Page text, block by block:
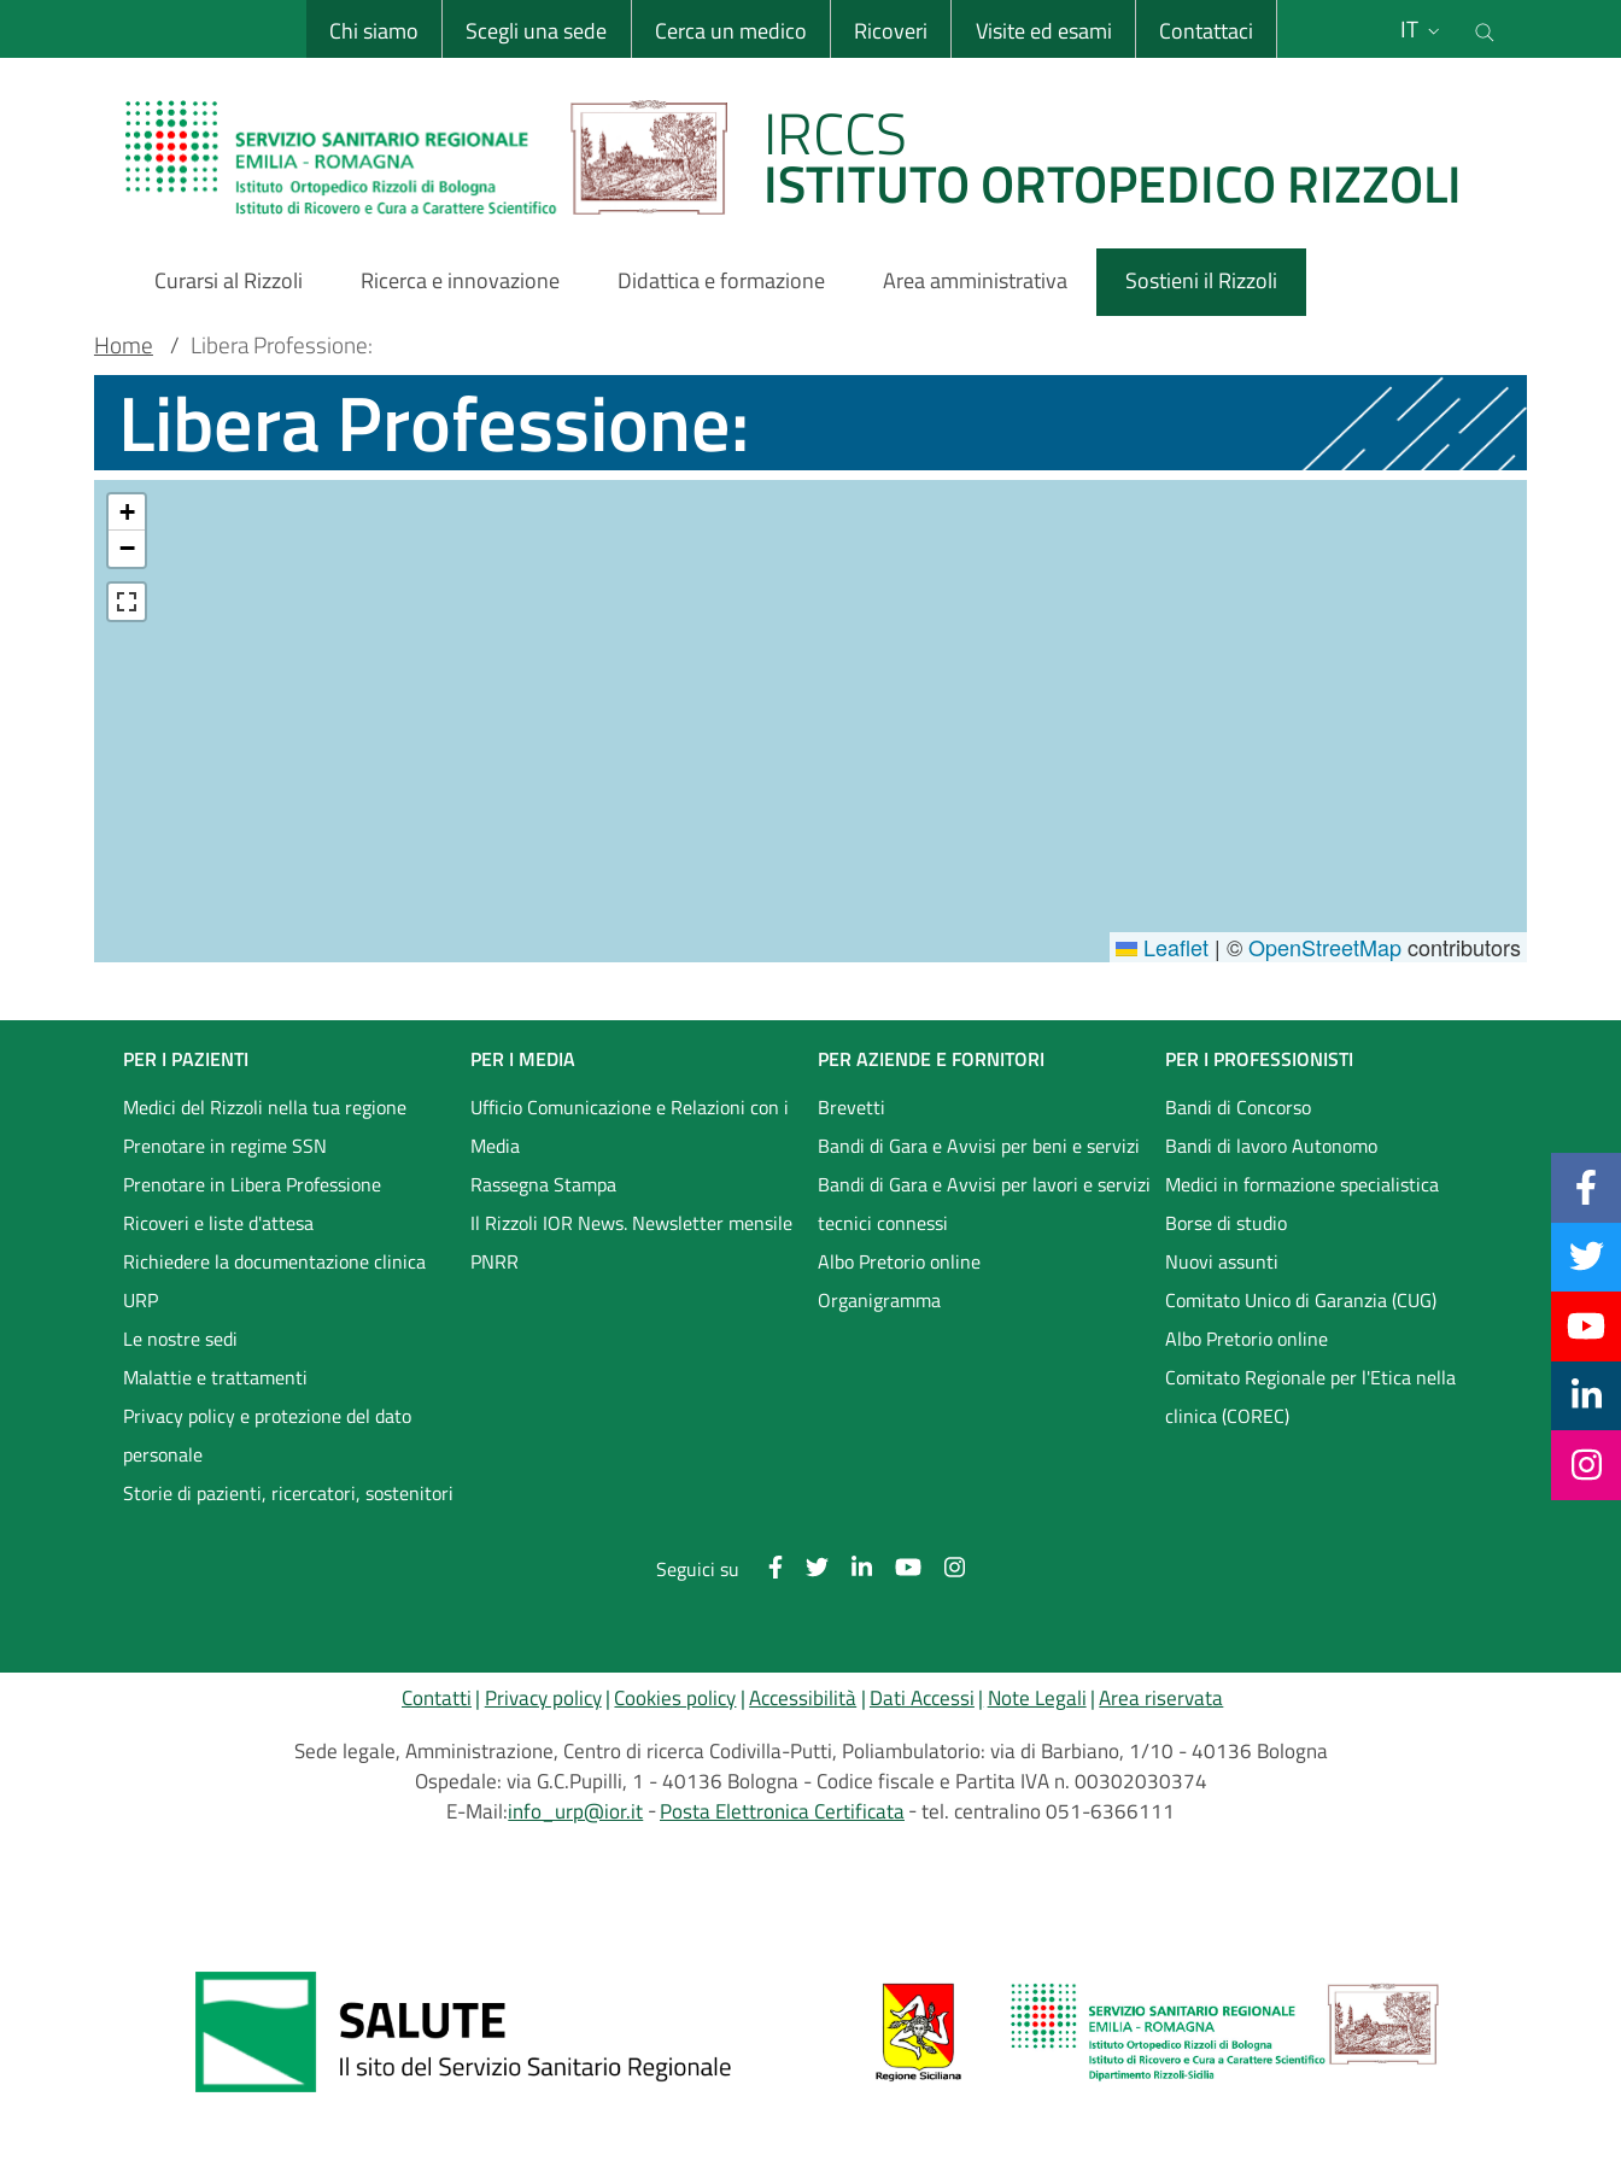
al
Sito Web Istituto Ortopedico Rizzoli
Chi siamo Scegli una sede Cerca un medico Ricoveri Visite ed esami Contattaci IT
IRCCS
ISTITUTO ORTOPEDICO RIZZOLI
Main
Navigation
Curarsi al Rizzoli Ricerca e innovazione Didattica e formazione Area amministrativa Sostieni il Rizzoli
Main container
Briciole
pane
Home / Libera Professione:
Libera Professione:
+
−
Leaflet | ©OpenStreetMapcontributors
Footer
menu
PER I PAZIENTI
Medici del Rizzoli nella tua regione
Prenotare in regime SSN
Prenotare in Libera Professione
Ricoveri e liste d'attesa
Richiedere la documentazione clinica
URP
Le nostre sedi
Malattie e trattamenti
Privacy policy e protezione del dato
personale
Storie di pazienti, ricercatori, sostenitori
PER I MEDIA
Ufficio Comunicazione e Relazioni con i
Media
Rassegna Stampa
Il Rizzoli IOR News. Newsletter mensile
PNRR
PER AZIENDE E FORNITORI
Brevetti
Bandi di Gara e Avvisi per beni e servizi
Bandi di Gara e Avvisi per lavori e servizi
tecnici connessi
Albo Pretorio online
Organigramma
PER I PROFESSIONISTI
Bandi di Concorso
Bandi di lavoro Autonomo
Medici in formazione specialistica
Borse di studio
Nuovi assunti
Comitato Unico di Garanzia (CUG)
Albo Pretorio online
Comitato Regionale per l'Etica nella
clinica (COREC)
Seguici su
Contatti Privacy policy Cookies policy Accessibilità Dati Accessi Note Legali Area riservata
Sede legale, Amministrazione, Centro di ricerca Codivilla-Putti, Poliambulatorio: via di Barbiano, 1/10 - 40136 Bologna
Ospedale: via G.C.Pupilli, 1 - 40136 Bologna - Codice fiscale e Partita IVA n. 00302030374
E-Mail:info_urp@ior.it Posta Elettronica Certificata tel. centralino 051-6366111